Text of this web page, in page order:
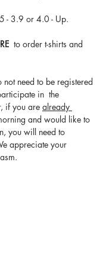
- 3.9 or 4.0 - Up.
to order t-shirts and
not need to be registered
in  the
if you are already
and would like to
you will need to
appreciate your